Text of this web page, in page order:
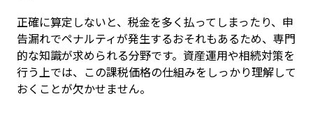
正確に算定しないと、税金を多く払ってしまったり、申
告漏れでペナルティが発生するおそれもあるため、専門
的な知識が求められる分野です。資産運用や相続対策を
行う上では、この課税価格の仕組みをしっかり理解して
おくことが欠かせません。